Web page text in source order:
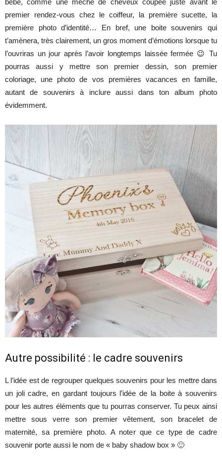
bébé, comme une mèche de cheveux coupée juste avant le
premier rendez-vous chez le coiffeur, la première sucette, la
première photo d’identité… En bref, une boite souvenirs qui
t’amènera, très clairement, un gros moment d’émotions lorsque tu
l’ouvriras un jour après l’avoir longtemps laissée fermée 😉 Tu
pourras aussi y mettre son premier dessin, son premier
coloriage, une photo de vos premières vacances en famille,
autant de souvenirs à inclure aussi dans ton album photo
évidemment.
Autre possibilité : le cadre souvenirs
L l’idée est de regrouper quelques souvenirs pour les mettre dans
un joli cadre, en gardant toujours l’idée de la boite à souvenirs
pour les autres éléments que tu pourras conserver. Tu peux ainsi
mettre sous verre son premier vêtement, son bracelet de
maternité, sa première photo. A noter que ce type de cadre
souvenir porte aussi le nom de « baby shadow box » 🙂